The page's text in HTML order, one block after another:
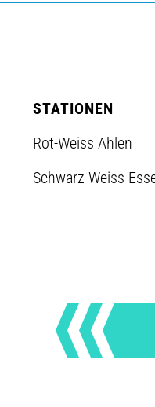
STATIONEN
Rot-Weiss Ahlen
Schwarz-Weiss